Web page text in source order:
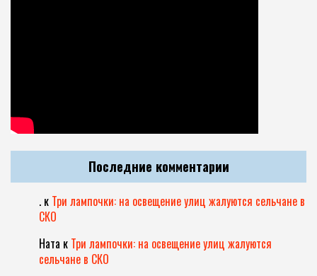
Последние комментарии
. к Три лампочки: на освещение улиц жалуются сельчане в
СКО
Ната к Три лампочки: на освещение улиц жалуются
сельчане в СКО